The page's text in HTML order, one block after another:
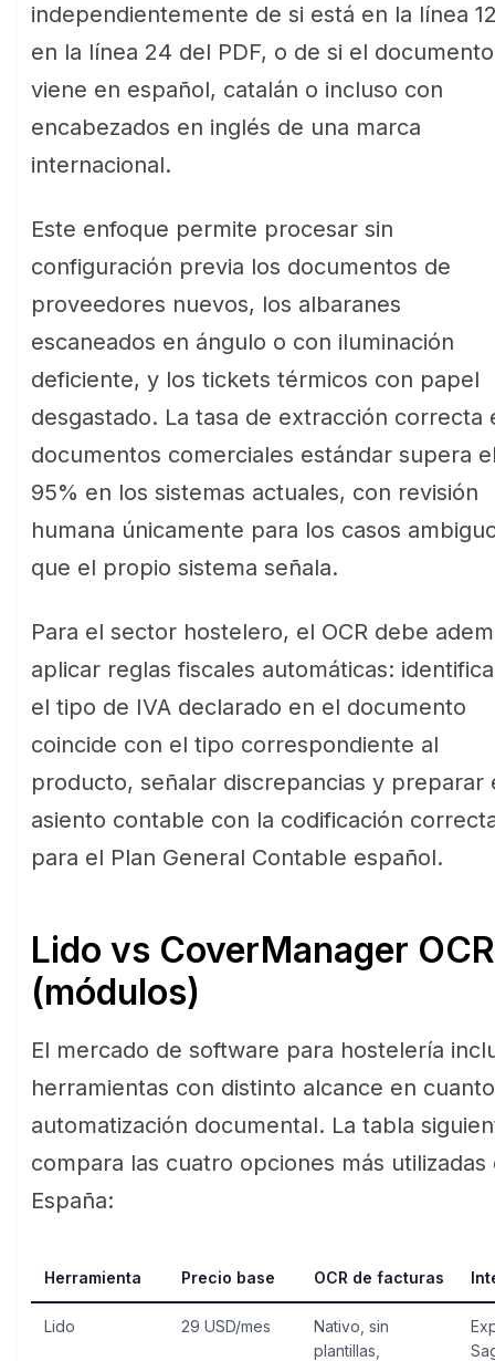
independientemente de si está en la línea
en la línea 24 del PDF, o de si el documento
viene en español, catalán o incluso con
encabezados en inglés de una marca
internacional.
Este enfoque permite procesar sin
configuración previa los documentos de
proveedores nuevos, los albaranes
escaneados en ángulo o con iluminación
deficiente, y los tickets térmicos con papel
desgastado. La tasa de extracción correcta
documentos comerciales estándar supera
95% en los sistemas actuales, con revisión
humana únicamente para los casos
que el propio sistema señala.
Para el sector hostelero, el OCR debe
aplicar reglas fiscales automáticas:
el tipo de IVA declarado en el documento
coincide con el tipo correspondiente al
producto, señalar discrepancias y preparar
asiento contable con la codificación
para el Plan General Contable español.
Lido vs CoverManager
(módulos)
El mercado de software para hostelería
herramientas con distinto alcance en
automatización documental. La tabla
compara las cuatro opciones más utilizadas
España:
Herramienta Precio base OCR de facturas
Lido 29 USD/mes
Nativo, sin
plantillas,